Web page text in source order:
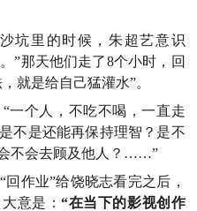
坑里的时候，朱超艺意识
”那天他们走了8个小时，回
就是给自己猛灌水”。
一个人，不吃不喝，一直走
不是还能再保持理智？是不
不会去顾及他人？……”
作业”给饶晓志看完之后，
意是：“在当下的影视创作